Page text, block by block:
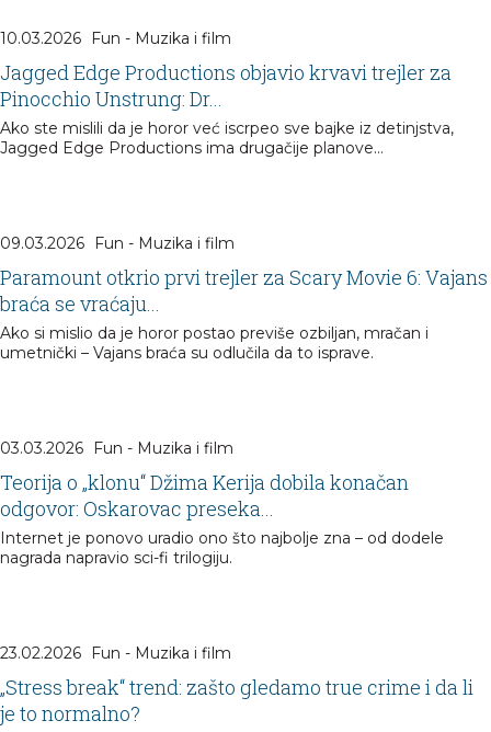
10.03.2026 Fun - Muzika i film
Jagged Edge Productions objavio krvavi trejler za
Pinocchio Unstrung: Dr...
Ako ste mislili da je horor već iscrpeo sve bajke iz detinjstva,
Jagged Edge Productions ima drugačije planove…
09.03.2026 Fun - Muzika i film
Paramount otkrio prvi trejler za Scary Movie 6: Vajans
braća se vraćaju...
Ako si mislio da je horor postao previše ozbiljan, mračan i
umetnički – Vajans braća su odlučila da to isprave.
03.03.2026 Fun - Muzika i film
Teorija o „klonu“ Džima Kerija dobila konačan
odgovor: Oskarovac preseka...
Internet je ponovo uradio ono što najbolje zna – od dodele
nagrada napravio sci-fi trilogiju.
23.02.2026 Fun - Muzika i film
„Stress break“ trend: zašto gledamo true crime i da li
je to normalno?